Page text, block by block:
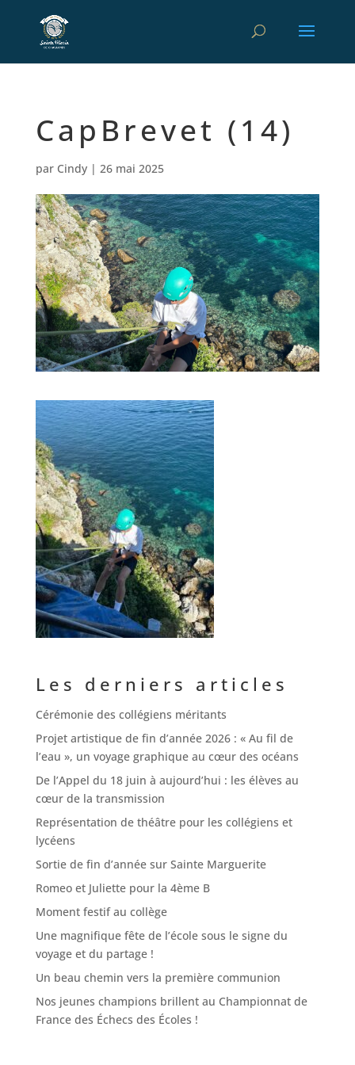
CapBrevet (14)
par Cindy| 26 mai 2025
Les derniers articles
Cérémonie des collégiens méritants
Projet artistique de fin d’année 2026 : « Au fil de
l’eau », un voyage graphique au cœur des océans
De l’Appel du 18 juin à aujourd’hui : les élèves au
cœur de la transmission
Représentation de théâtre pour les collégiens et
lycéens
Sortie de fin d’année sur Sainte Marguerite
Romeo et Juliette pour la 4ème B
Moment festif au collège
Une magnifique fête de l’école sous le signe du
voyage et du partage !
Un beau chemin vers la première communion
Nos jeunes champions brillent au Championnat de
France des Échecs des Écoles !